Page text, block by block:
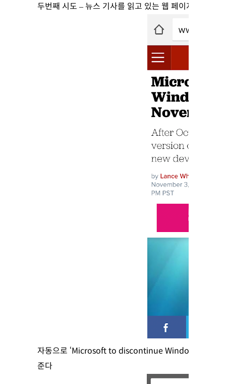
두번째 시도 – 뉴스 기사를 읽고 있는 웹 페이지에서 ‘나
자동으로 ‘Microsoft to discontinue Windows 7’ 을
준다